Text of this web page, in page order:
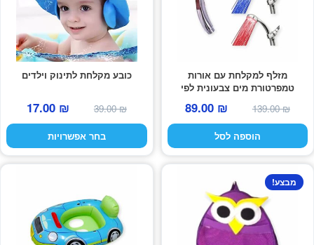
מזלף למקלחת עם אורות
טמפרטורת מים צבעונית לפי
139.00₪
המחיר
המקורי
היה:
89.00 ₪
המחיר
הנוכחי
הוא:
הוספה לסל
כובע מקלחת לתינוק וילדים
39.00₪
המחיר
המקורי
היה:
17.00 ₪
הוא:
בחר אפשרויות
סוגים.
ניתן
לבחור
בעמוד
המוצר
מבצע!